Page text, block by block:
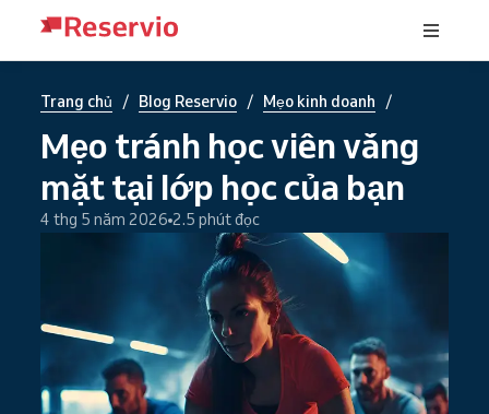
Trang chủ / Blog Reservio / Mẹo kinh doanh /
Mẹo tránh học viên vắng
mặt tại lớp học của bạn
4 thg 5 năm 2026 2.5 phút đọc